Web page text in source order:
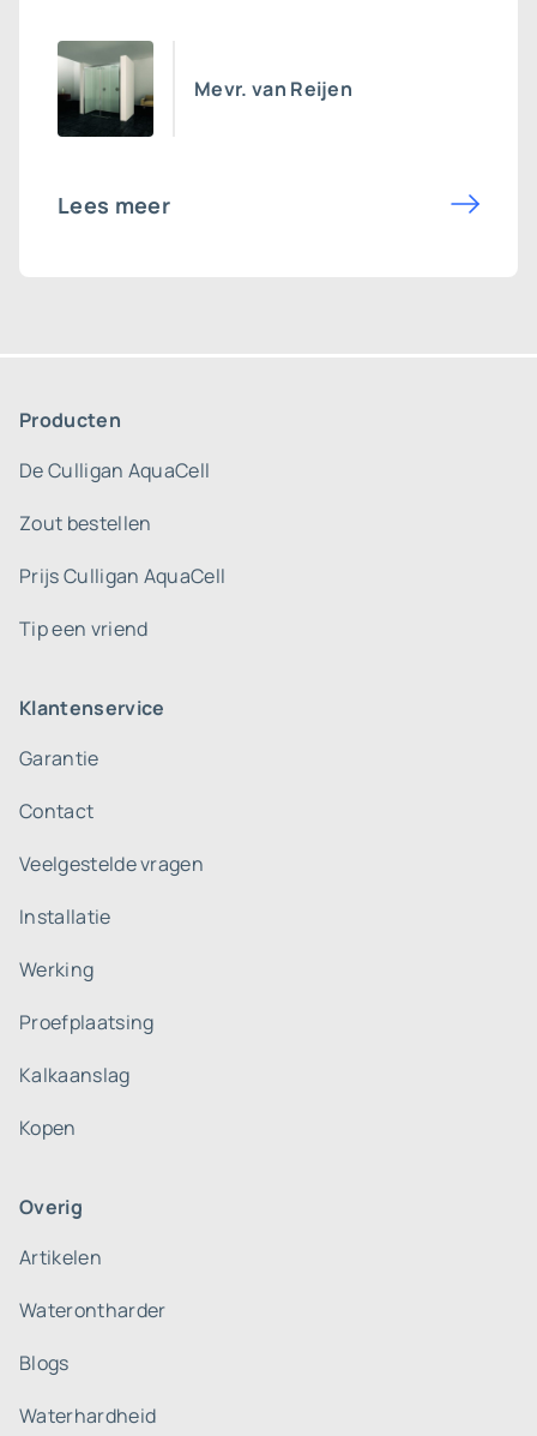
Mevr. van Reijen
Lees meer
Producten
De Culligan AquaCell
Zout bestellen
Prijs Culligan AquaCell
Tip een vriend
Klantenservice
Garantie
Contact
Veelgestelde vragen
Installatie
Werking
Proefplaatsing
Kalkaanslag
Kopen
Overig
Artikelen
Waterontharder
Blogs
Waterhardheid